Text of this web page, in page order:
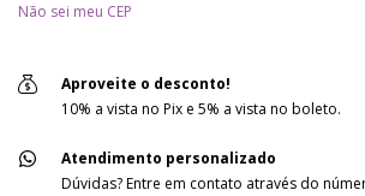
Não sei meu CEP
Aproveite o desconto!
10% a vista no Pix e 5% a vista no boleto.
Atendimento personalizado
Dúvidas? Entre em contato através do